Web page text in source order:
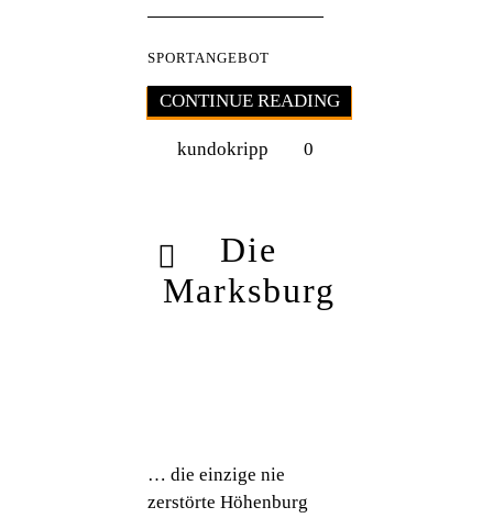
SPORTANGEBOT
CONTINUE READING
kundokripp 0
Die
Marksburg
… die einzige nie
zerstörte Höhenburg